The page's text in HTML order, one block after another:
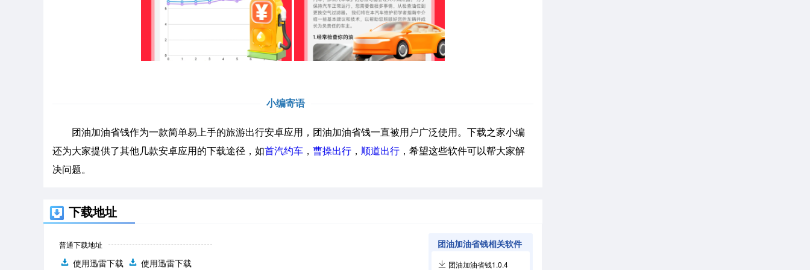
小编寄语
团油加油省钱作为一款简单易上手的旅游出行安卓应用，团油加油省钱一直被用户广泛使用。下载之家小编
还为大家提供了其他几款安卓应用的下载途径，如首汽约车 ， 曹操出行 ， 顺道出行 ，希望这些软件可以帮大家解
决问题。
下载地址
普通下载地址
使用迅雷下载 使用迅雷下载
团油加油省钱相关软件
团油加油省钱1.0.4